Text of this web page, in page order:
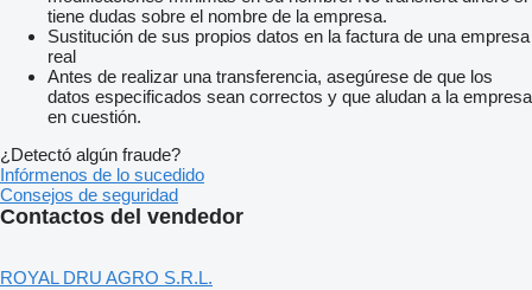
tiene dudas sobre el nombre de la empresa.
Sustitución de sus propios datos en la factura de una empresa
real
Antes de realizar una transferencia, asegúrese de que los
datos especificados sean correctos y que aludan a la empresa
en cuestión.
¿Detectó algún fraude?
Infórmenos de lo sucedido
Consejos de seguridad
Contactos del vendedor
ROYAL DRU AGRO S.R.L.